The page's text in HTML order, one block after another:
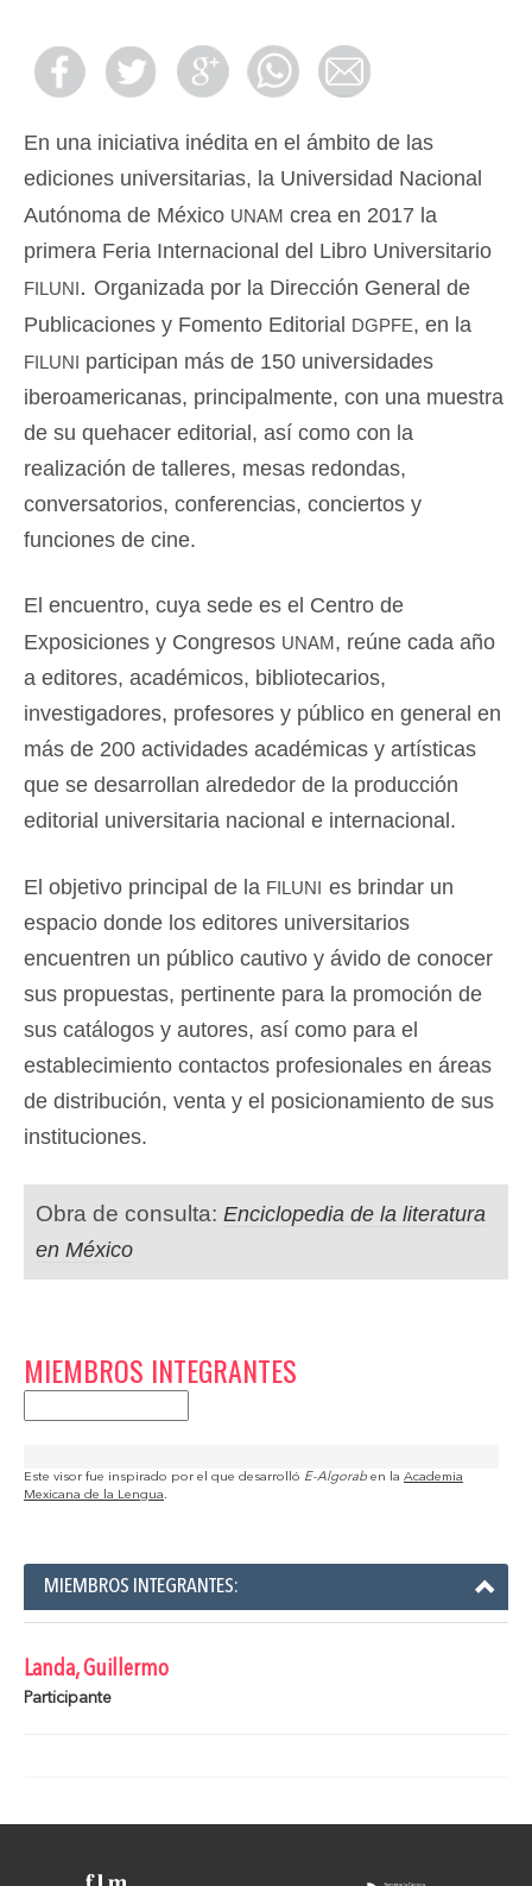
En una iniciativa inédita en el ámbito de las
ediciones universitarias, la Universidad Nacional
Autónoma de México unam crea en 2017 la
primera Feria Internacional del Libro Universitario
filuni. Organizada por la Dirección General de
Publicaciones y Fomento Editorial dgpfe, en la
filuni participan más de 150 universidades
iberoamericanas, principalmente, con una muestra
de su quehacer editorial, así como con la
realización de talleres, mesas redondas,
conversatorios, conferencias, conciertos y
funciones de cine.
El encuentro, cuya sede es el Centro de
Exposiciones y Congresos unam, reúne cada año
a editores, académicos, bibliotecarios,
investigadores, profesores y público en general en
más de 200 actividades académicas y artísticas
que se desarrollan alrededor de la producción
editorial universitaria nacional e internacional.
El objetivo principal de la filuni es brindar un
espacio donde los editores universitarios
encuentren un público cautivo y ávido de conocer
sus propuestas, pertinente para la promoción de
sus catálogos y autores, así como para el
establecimiento contactos profesionales en áreas
de distribución, venta y el posicionamiento de sus
instituciones.
Obra de consulta: Enciclopedia de la literatura
en México
MIEMBROS INTEGRANTES
Este visor fue inspirado por el que desarrolló E-Algorab en la Academia
Mexicana de la Lengua.
MIEMBROS INTEGRANTES:
Landa, Guillermo
Participante